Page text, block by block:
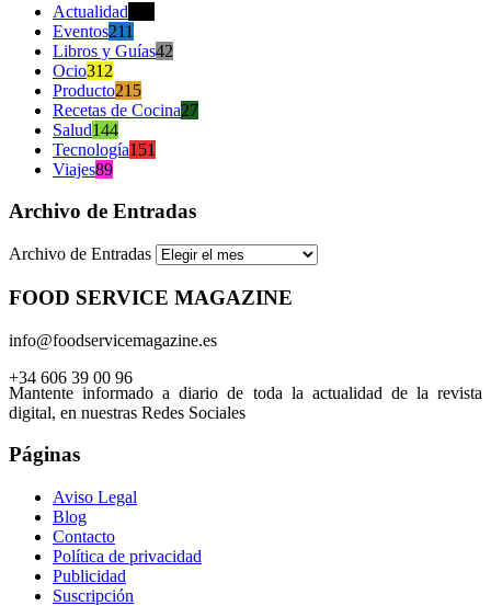
Actualidad
Eventos211
Libros y Guías42
Ocio312
Producto215
Recetas de Cocina27
Salud144
Tecnología151
Viajes89
Archivo de Entradas
Archivo de Entradas
FOOD SERVICE MAGAZINE
info@foodservicemagazine.es
+34 606 39 00 96
Mantente informado a diario de toda la actualidad de la revista
digital, en nuestras Redes Sociales
Páginas
Aviso Legal
Blog
Contacto
Política de privacidad
Publicidad
Suscripción